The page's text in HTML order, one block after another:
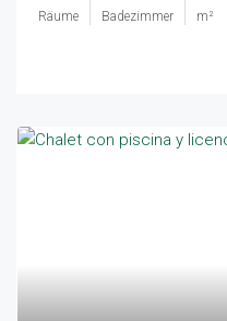
Räume Badezimmer m²